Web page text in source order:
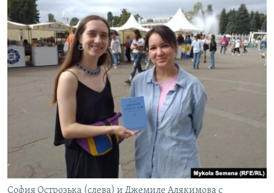
София Острозька (слева) и Джемиле Алякимова с